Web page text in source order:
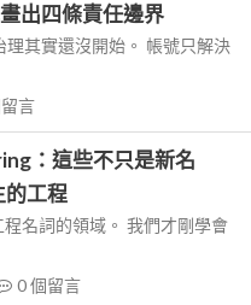
出四條責任邊界
其實還沒開始。 帳號只解決
言
：這些不只是新名
的工程
名詞的領域。 我們才剛學會
0個留言